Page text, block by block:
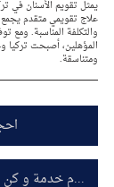
يمثل تقويم الأسنان في
علاج تقويمي متقدم يجمع
والتكلفة المناسبة. ومع
المؤهلين، أصبحت
ومتناسقة.
اشترك معنا كمقدم خدمة و كن شريكنا في دولتك أينما كنت